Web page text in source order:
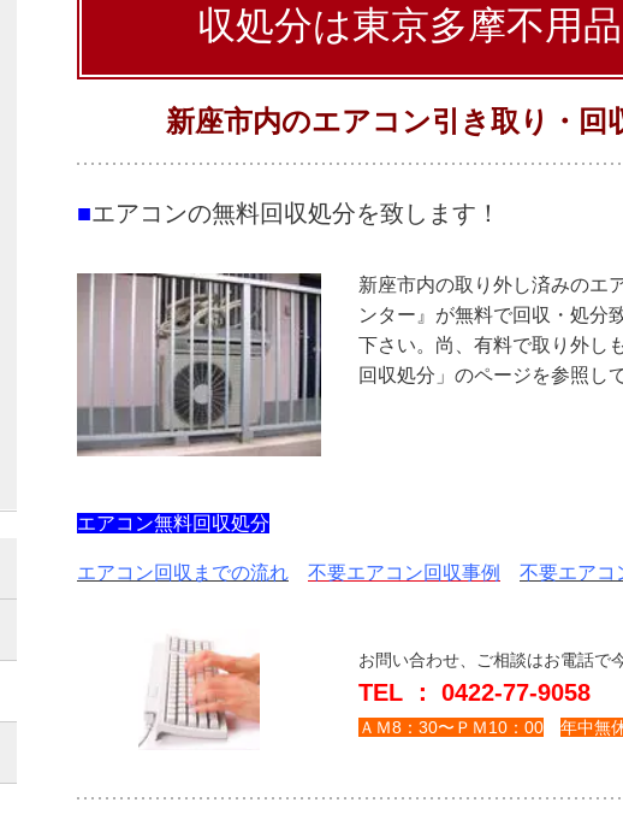
収処分は東京多摩不用
新座市内のエアコン引き取り・回
■エアコンの無料回収処分を致します！
新座市内の取り外し済みのエ
ンター』が無料で回収・処分
下さい。尚、有料で取り外し
回収処分」のページを参照し
エアコン無料回収処分
エアコン回収までの流れ 不要エアコン回収事例 不要エアコ
お問い合わせ、ご相談はお電話で
TEL ： 0422-77-9058
ＡＭ8：30〜ＰＭ10：00 年中無